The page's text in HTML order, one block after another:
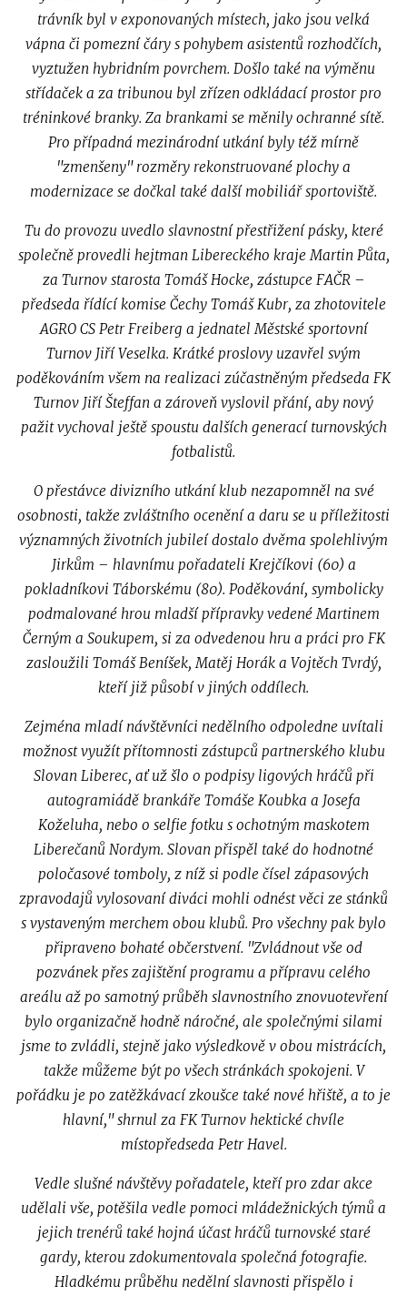
trávník byl v exponovaných místech, jako jsou velká
vápna či pomezní čáry s pohybem asistentů rozhodčích,
vyztužen hybridním povrchem. Došlo také na výměnu
střídaček a za tribunou byl zřízen odkládací prostor pro
tréninkové branky. Za brankami se měnily ochranné sítě.
Pro případná mezinárodní utkání byly též mírně
"zmenšeny" rozměry rekonstruované plochy a
modernizace se dočkal také další mobiliář sportoviště.
Tu do provozu uvedlo slavnostní přestřižení pásky, které
společně provedli hejtman Libereckého kraje Martin Půta,
za Turnov starosta Tomáš Hocke, zástupce FAČR –
předseda řídící komise Čechy Tomáš Kubr, za zhotovitele
AGRO CS Petr Freiberg a jednatel Městské sportovní
Turnov Jiří Veselka. Krátké proslovy uzavřel svým
poděkováním všem na realizaci zúčastněným předseda FK
Turnov Jiří Šteffan a zároveň vyslovil přání, aby nový
pažit vychoval ještě spoustu dalších generací turnovských
fotbalistů.
O přestávce divizního utkání klub nezapomněl na své
osobnosti, takže zvláštního ocenění a daru se u příležitosti
významných životních jubileí dostalo dvěma spolehlivým
Jirkům – hlavnímu pořadateli Krejčíkovi (60) a
pokladníkovi Táborskému (80). Poděkování, symbolicky
podmalované hrou mladší přípravky vedené Martinem
Černým a Soukupem, si za odvedenou hru a práci pro FK
zasloužili Tomáš Beníšek, Matěj Horák a Vojtěch Tvrdý,
kteří již působí v jiných oddílech.
Zejména mladí návštěvníci nedělního odpoledne uvítali
možnost využít přítomnosti zástupců partnerského klubu
Slovan Liberec, ať už šlo o podpisy ligových hráčů při
autogramiádě brankáře Tomáše Koubka a Josefa
Koželuha, nebo o selfie fotku s ochotným maskotem
Liberečanů Nordym. Slovan přispěl také do hodnotné
poločasové tomboly, z níž si podle čísel zápasových
zpravodajů vylosovaní diváci mohli odnést věci ze stánků
s vystaveným merchem obou klubů. Pro všechny pak bylo
připraveno bohaté občerstvení. "Zvládnout vše od
pozvánek přes zajištění programu a přípravu celého
areálu až po samotný průběh slavnostního znovuotevření
bylo organizačně hodně náročné, ale společnými silami
jsme to zvládli, stejně jako výsledkově v obou mistrácích,
takže můžeme být po všech stránkách spokojeni. V
pořádku je po zatěžkávací zkoušce také nové hřiště, a to je
hlavní," shrnul za FK Turnov hektické chvíle
místopředseda Petr Havel.
Vedle slušné návštěvy pořadatele, kteří pro zdar akce
udělali vše, potěšila vedle pomoci mládežnických týmů a
jejich trenérů také hojná účast hráčů turnovské staré
gardy, kterou zdokumentovala společná fotografie.
Hladkému průběhu nedělní slavnosti přispělo i